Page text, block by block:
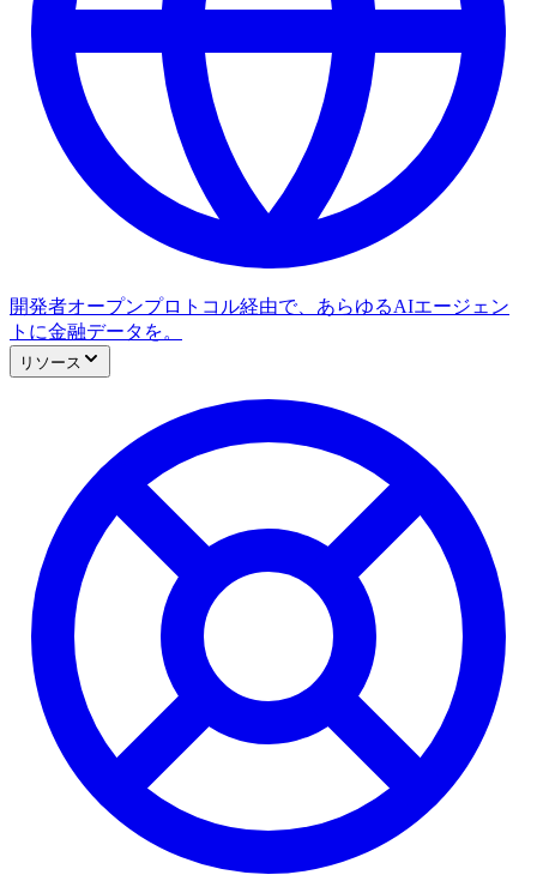
開発者オープンプロトコル経由で、あらゆるAIエージェン
トに金融データを。
リソース